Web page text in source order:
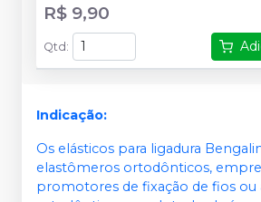
R$ 9,90
Qtd:
Indicação:
Os elásticos para ligadura
elastômeros ortodônticos,
promotores de fixação de fios ou